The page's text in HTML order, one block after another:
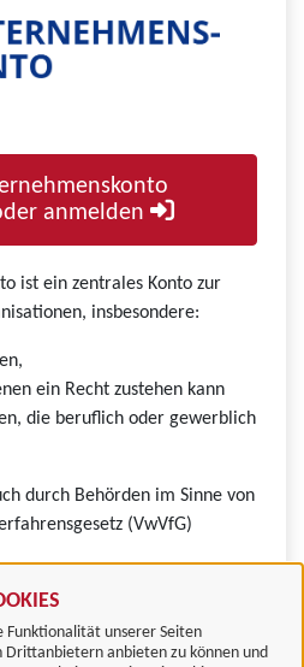
Funktionalität unserer Seiten
Drittanbietern anbieten zu können und
anmelden
ist ein zentrales Konto zur
insbesondere:
ein Recht zustehen kann
die beruflich oder gewerblich
durch Behörden im Sinne von
(VwVfG)